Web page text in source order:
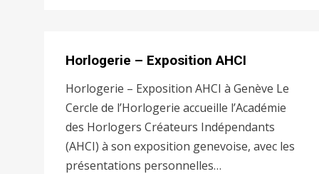
Horlogerie – Exposition AHCI
Horlogerie – Exposition AHCI à Genève Le
Cercle de l’Horlogerie accueille l’Académie
des Horlogers Créateurs Indépendants
(AHCI) à son exposition genevoise, avec les
présentations personnelles…